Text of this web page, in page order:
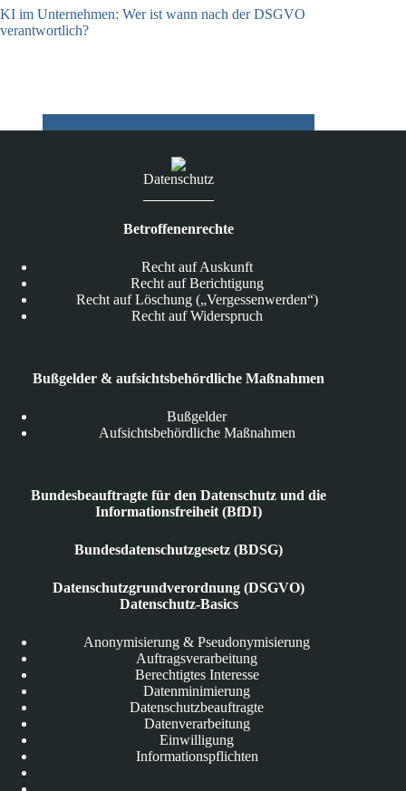
KI im Unternehmen: Wer ist wann nach der DSGVO
verantwortlich?
Datenschutz
Betroffenenrechte
Recht auf Auskunft
Recht auf Berichtigung
Recht auf Löschung („Vergessenwerden“)
Recht auf Widerspruch
Bußgelder & aufsichtsbehördliche Maßnahmen
Bußgelder
Aufsichtsbehördliche Maßnahmen
Bundesbeauftragte für den Datenschutz und die
Informationsfreiheit (BfDI)
Bundesdatenschutzgesetz (BDSG)
Datenschutzgrundverordnung (DSGVO)
Datenschutz-Basics
Anonymisierung & Pseudonymisierung
Auftragsverarbeitung
Berechtigtes Interesse
Datenminimierung
Datenschutzbeauftragte
Datenverarbeitung
Einwilligung
Informationspflichten